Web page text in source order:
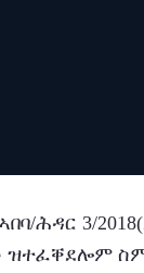
ሕዳር 3/
ዝተፈቐደሎም ስም